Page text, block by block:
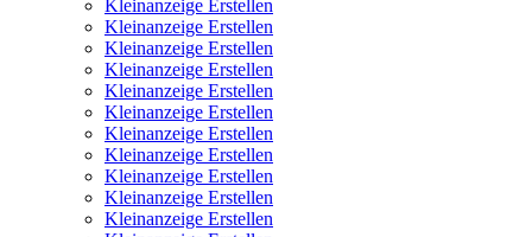
Kleinanzeige Erstellen
Kleinanzeige Erstellen
Kleinanzeige Erstellen
Kleinanzeige Erstellen
Kleinanzeige Erstellen
Kleinanzeige Erstellen
Kleinanzeige Erstellen
Kleinanzeige Erstellen
Kleinanzeige Erstellen
Kleinanzeige Erstellen
Kleinanzeige Erstellen